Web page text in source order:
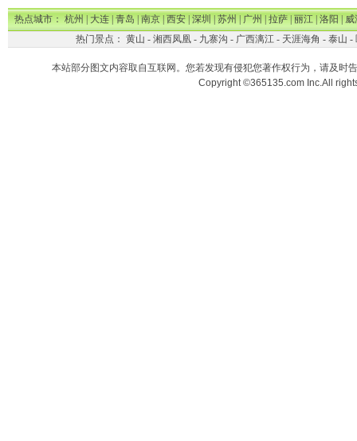
热点城市：杭州|大连|青岛|南京|西安|深圳|苏州|广州|拉萨|丽江|洛阳|威
热门景点： 黄山 - 湘西凤凰- 九寨沟 - 广西漓江- 天涯海角 - 泰山 -
本站部分图文内容取自互联网。您若发现有侵犯您著作权行为，请及时
Copyright ©365135.com Inc.All